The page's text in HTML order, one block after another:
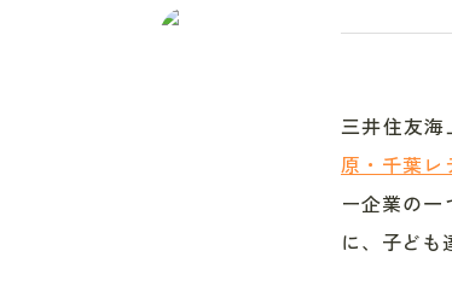
三井住友
原・千葉レ
ー企業の
に、子ども